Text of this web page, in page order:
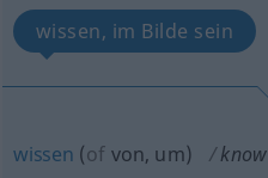
wissen, im Bilde sein
wissen (of von, um) know